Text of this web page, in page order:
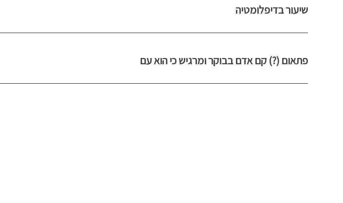
שיעור בדיפלומטיה
פתאום (?) קם אדם בבוקר ומרגיש כי הוא עם